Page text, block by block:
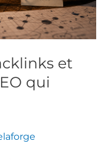
et
qui